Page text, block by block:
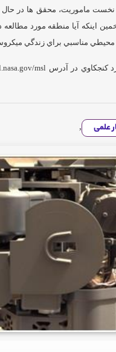
اينكه آيا منطقه مورد مطالعه
محيطي مناسبي براي زندگي
علمی ,